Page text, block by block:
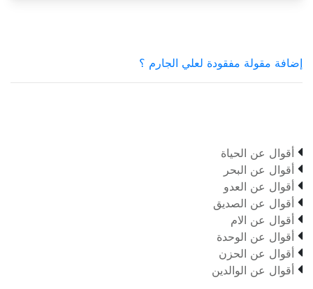
إضافة مقولة مفقودة لعلي الجارم ؟
 أقوال عن الحياة
 أقوال عن البحر
 أقوال عن العدو
 أقوال عن الصديق
 أقوال عن الام
 أقوال عن الوحدة
 أقوال عن الحزن
 أقوال عن الوالدين